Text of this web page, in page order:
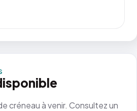
créneau à venir. Consultez un